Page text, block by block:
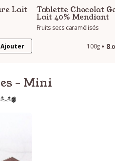
Lait
Ajouter
Tablette Chocolat
Lait 40% Mendiant
Fruits secs caramélisés
100g 8
- Mini